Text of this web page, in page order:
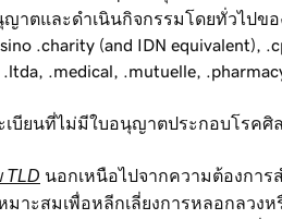
าตและดำเนินกิจกรรมโดยทั่วไปข
.charity (and IDN equivalent),
.ltda, .medical, .mutuelle,
เบียนที่ไม่มีใบอนุญาตประกอบโรคศิ
TLD นอกเหนือไปจากความต้องการ
าะสมเพื่อหลีกเลี่ยงการหลอกลวง